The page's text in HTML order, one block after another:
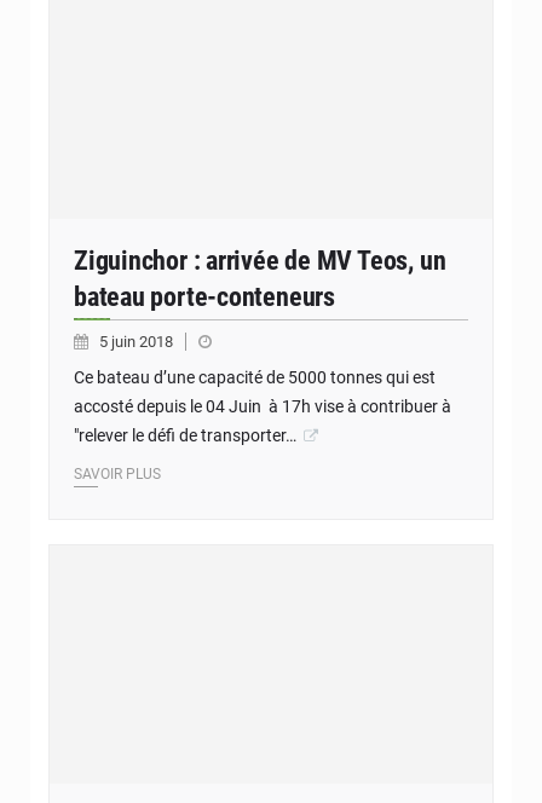
Ziguinchor : arrivée de MV Teos, un
bateau porte-conteneurs
5 juin 2018
Ce bateau d’une capacité de 5000 tonnes qui est
accosté depuis le 04 Juin à 17h vise à contribuer à
"relever le défi de transporter…
SAVOIR PLUS